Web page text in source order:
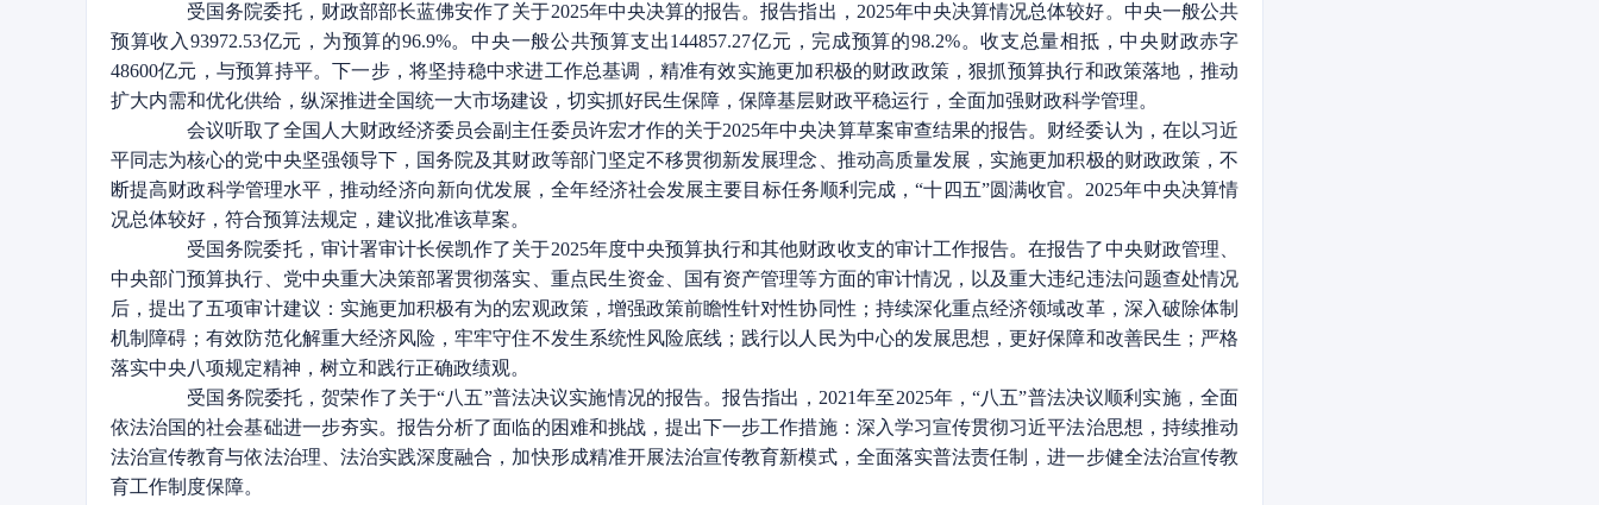
受国务院委托，财政部部长蓝佛安作了关于2025年中央决算的报告。报告指出，2025年中央决算情况总体较好。中央一般公共
预算收入93972.53亿元，为预算的96.9%。中央一般公共预算支出144857.27亿元，完成预算的98.2%。收支总量相抵，中央财政赤字
48600亿元，与预算持平。下一步，将坚持稳中求进工作总基调，精准有效实施更加积极的财政政策，狠抓预算执行和政策落地，推动
扩大内需和优化供给，纵深推进全国统一大市场建设，切实抓好民生保障，保障基层财政平稳运行，全面加强财政科学管理。
会议听取了全国人大财政经济委员会副主任委员许宏才作的关于2025年中央决算草案审查结果的报告。财经委认为，在以习近
平同志为核心的党中央坚强领导下，国务院及其财政等部门坚定不移贯彻新发展理念、推动高质量发展，实施更加积极的财政政策，不
断提高财政科学管理水平，推动经济向新向优发展，全年经济社会发展主要目标任务顺利完成，“十四五”圆满收官。2025年中央决算情
况总体较好，符合预算法规定，建议批准该草案。
受国务院委托，审计署审计长侯凯作了关于2025年度中央预算执行和其他财政收支的审计工作报告。在报告了中央财政管理、
中央部门预算执行、党中央重大决策部署贯彻落实、重点民生资金、国有资产管理等方面的审计情况，以及重大违纪违法问题查处情况
后，提出了五项审计建议：实施更加积极有为的宏观政策，增强政策前瞻性针对性协同性；持续深化重点经济领域改革，深入破除体制
机制障碍；有效防范化解重大经济风险，牢牢守住不发生系统性风险底线；践行以人民为中心的发展思想，更好保障和改善民生；严格
落实中央八项规定精神，树立和践行正确政绩观。
受国务院委托，贺荣作了关于“八五”普法决议实施情况的报告。报告指出，2021年至2025年，“八五”普法决议顺利实施，全面
依法治国的社会基础进一步夯实。报告分析了面临的困难和挑战，提出下一步工作措施：深入学习宣传贯彻习近平法治思想，持续推动
法治宣传教育与依法治理、法治实践深度融合，加快形成精准开展法治宣传教育新模式，全面落实普法责任制，进一步健全法治宣传教
育工作制度保障。